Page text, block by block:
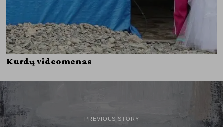
Kurdų videomenas
PREVIOUS STORY